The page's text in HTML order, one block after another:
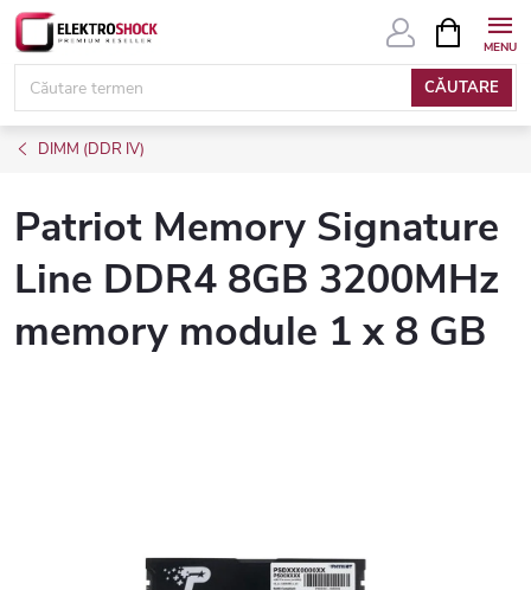
Treci
conținut
CĂUTARE
COŞ
DE
DIMM (DDR IV)
Patriot Memory Signature
Line DDR4 8GB 3200MHz
memory module 1 x 8 GB